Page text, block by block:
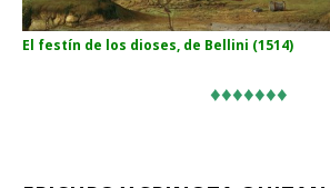
El festín de los dioses, de Bellini (1514)
♦♦♦♦♦♦♦